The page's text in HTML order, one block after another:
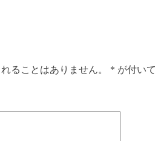
ることはありません。 * が付いて